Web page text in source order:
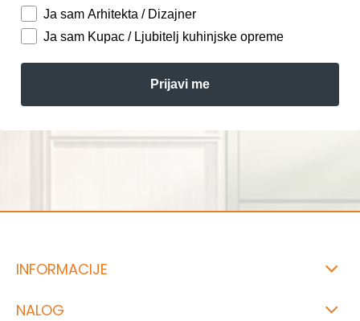
Ja sam Arhitekta / Dizajner
Ja sam Kupac / Ljubitelj kuhinjske opreme
Prijavi me
INFORMACIJE
NALOG